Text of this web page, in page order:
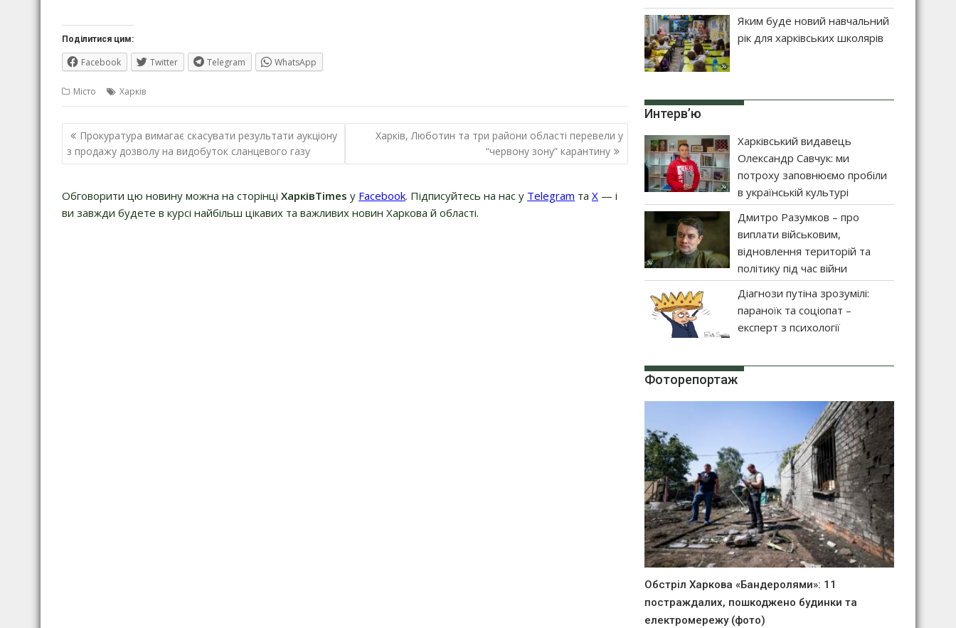
Поділитися цим:
Facebook Twitter Telegram WhatsApp
Місто Харків
Навігація
записів
Прокуратура вимагає скасувати результати аукціону
з продажу дозволу на видобуток сланцевого газу
Харків, Люботин та три райони області перевели у
“червону зону” карантину
Обговорити цю новину можна на сторінці ХарківTimes у Facebook. Підписуйтесь на нас у Telegram та Х — і
ви завжди будете в курсі найбільш цікавих та важливих новин Харкова й області.
Яким буде новий навчальний
рік для харківських школярів
Интерв’ю
Харківський видавець
Олександр Савчук: ми
потроху заповнюємо пробіли
в українській культурі
Дмитро Разумков – про
виплати військовим,
відновлення територій та
політику під час війни
Діагнози путіна зрозумілі:
параноїк та соціопат –
експерт з психології
Фоторепортаж
Обстріл Харкова «Бандеролями»: 11
постраждалих, пошкоджено будинки та
електромережу (фото)